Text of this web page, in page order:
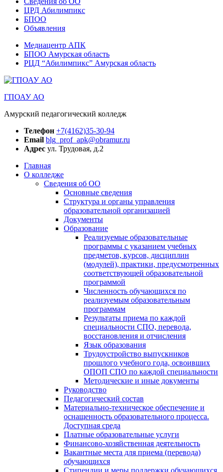
ЦРД Абилимпикс
БПОО
Объявления
Медиацентр АПК
БПОО Амурская область
РЦД “Абилимпикс” Амурская область
ГПОАУ АО
Амурский педагогический колледж
Телефон +7(4162)35-30-94
Email blg_prof_apk@obramur.ru
Адрес ул. Трудовая, д.2
Главная
О колледже
Сведения об ОО
Основные сведения
Структура и органы управления
образовательной организацией
Документы
Образование
Реализуемые образовательные
программы с указанием учебных
предметов, курсов, дисциплин
(модулей), практики, предусмотренных
соответствующей образовательной
программой
Численность обучающихся по
реализуемым образовательным
программам
Результаты приема по каждой
специальности СПО, перевода,
восстановления и отчисления
Язык образования
Трудоустройство выпускников
прошлого учебного года, освоивших
ОПОП СПО по каждой специальности
Методические и иные документы
Руководство
Педагогический состав
Материально-техническое обеспечение и
оснащенность образовательного процесса.
Доступная среда
Платные образовательные услуги
Финансово-хозяйственная деятельность
Вакантные места для приема (перевода)
обучающихся
Стипендии и меры поддержки обучающихся